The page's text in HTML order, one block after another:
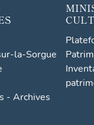
la-Sorgue
- Archives